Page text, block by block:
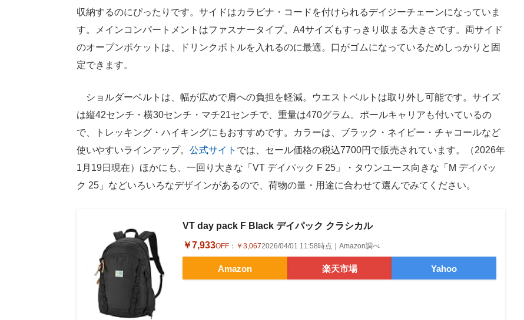
収納するのにぴったりです。サイドはカラビナ・コードを付けられるデイジーチェーンになっていま
す。メインコンパートメントはファスナータイプ。A4サイズもすっきり収まる大きさです。両サイド
のオープンポケットは、ドリンクボトルを入れるのに最適。口がゴムになっているためしっかりと固
定できます。
ショルダーベルトは、幅が広めで肩への負担を軽減。ウエストベルトは取り外し可能です。サイズ
は縦42センチ・横30センチ・マチ21センチで、重量は470グラム。ポールキャリアも付いているの
で、トレッキング・ハイキングにもおすすめです。カラーは、ブラック・ネイビー・チャコールなど
使いやすいラインアップ。 公式サイト では、セール価格の税込7700円で販売されています。（2026年
1月19日現在）ほかにも、一回り大きな「VT デイパック F 25」・タウンユース向きな「M デイパッ
ク 25」などいろいろなデザインがあるので、荷物の量・用途に合わせて選んでみてください。
VT day pack F Black デイパック クラシカル
￥7,933OFF： ￥3,0672026/04/01 11:58時点｜Amazon調べ
Amazon 楽天市場 Yahoo